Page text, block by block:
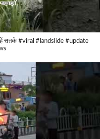
सतर्क #viral #landslide #update